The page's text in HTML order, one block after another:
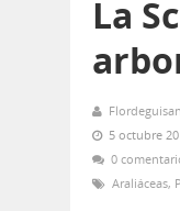
La
5 octubre
0
Araliáceas,